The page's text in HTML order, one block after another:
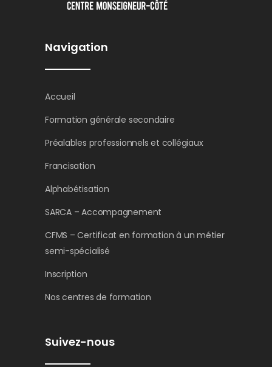
Navigation
Accueil
Formation générale secondaire
Préalables professionnels et collégiaux
Francisation
Alphabétisation
SARCA – Accompagnement
CFMS – Certificat en formation à un métier
semi-spécialisé
Inscription
Nos centres de formation
Suivez-nous